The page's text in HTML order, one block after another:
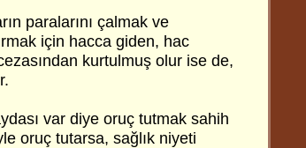
paralarını çalmak ve
için hacca giden, hac
kurtulmuş olur ise de,
var diye oruç tutmak sahih
oruç tutarsa, sağlık niyeti